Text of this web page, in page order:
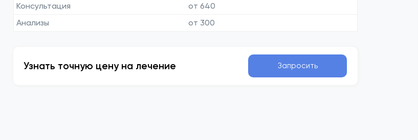
Консультация
от 640
Анализы
от 300
Узнать точную цену на лечение Запросить